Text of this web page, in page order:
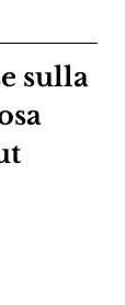
sulla